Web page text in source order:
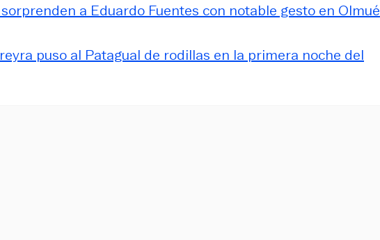
a Eduardo Fuentes con notable gesto en Olmué
puso al Patagual de rodillas en la primera noche del